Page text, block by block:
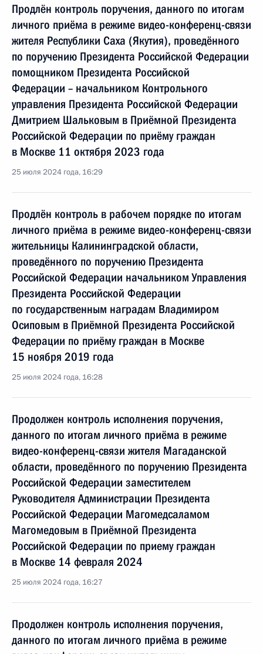
Продлён контроль поручения, данного по итогам
личного приёма в режиме видео-конференц-связи
жителя Республики Саха (Якутия), проведённого
по поручению Президента Российской Федерации
помощником Президента Российской
Федерации – начальником Контрольного
управления Президента Российской Федерации
Дмитрием Шальковым в Приёмной Президента
Российской Федерации по приёму граждан
в Москве 11 октября 2023 года
25 июля 2024 года, 16:29
Продлён контроль в рабочем порядке по итогам
личного приёма в режиме видео-конференц-связи
жительницы Калининградской области,
проведённого по поручению Президента
Российской Федерации начальником Управления
Президента Российской Федерации
по государственным наградам Владимиром
Осиповым в Приёмной Президента Российской
Федерации по приёму граждан в Москве
15 ноября 2019 года
25 июля 2024 года, 16:28
Продолжен контроль исполнения поручения,
данного по итогам личного приёма в режиме
видео-конференц-связи жителя Магаданской
области, проведённого по поручению Президента
Российской Федерации заместителем
Руководителя Администрации Президента
Российской Федерации Магомедсаламом
Магомедовым в Приёмной Президента
Российской Федерации по приему граждан
в Москве 14 февраля 2024
25 июля 2024 года, 16:27
Продолжен контроль исполнения поручения,
данного по итогам личного приёма в режиме